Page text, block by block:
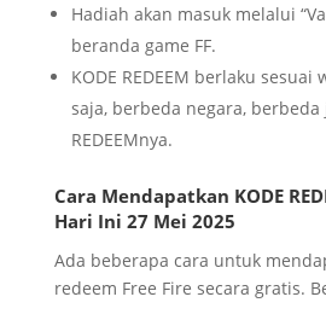
Hadiah akan masuk melalui
beranda game FF.
KODE REDEEM berlaku sesuai
saja, berbeda negara, berbeda
REDEEMnya.
Cara Mendapatkan KODE
Hari Ini 27 Mei 2025
Ada beberapa cara untuk
redeem Free Fire secara gratis.